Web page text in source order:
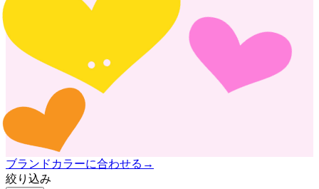
ブランドカラーに合わせる →
絞り込み